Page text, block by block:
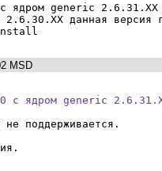
ядром generic 2.6.31.XX
данная версия
install
MSD
с ядром generic
поддерживается.